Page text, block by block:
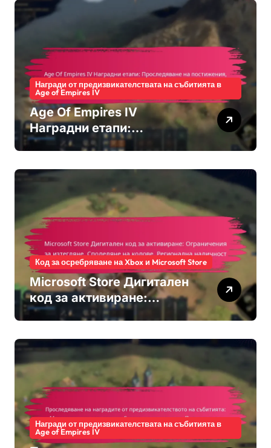
Награди от предизвикателствата на събитията в
Age of Empires IV
Age Of Empires IV
Наградни етапи:
Проследяване на
на бонуси, Признание от
общността
Код за осребряване на Xbox и Microsoft Store
Microsoft Store Дигитален
код за активиране:
Ограничения за изтегляне,
Регионална наличност
Награди от предизвикателствата на събитията в
Age of Empires IV